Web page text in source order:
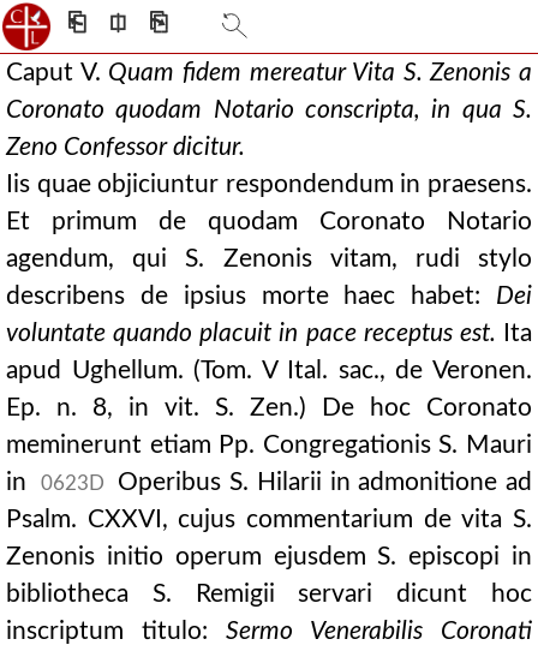
⎗ ⎅ ⎘
Caput V. Quam fidem mereatur Vita S. Zenonis a
Coronato quodam Notario conscripta, in qua S.
Zeno Confessor dicitur.
Iis quae objiciuntur respondendum in praesens.
Et primum de quodam Coronato Notario
agendum, qui S. Zenonis vitam, rudi stylo
describens de ipsius morte haec habet: Dei
voluntate quando placuit in pace receptus est. Ita
apud Ughellum. (Tom. V Ital. sac., de Veronen.
Ep. n. 8, in vit. S. Zen.) De hoc Coronato
meminerunt etiam Pp. Congregationis S. Mauri
in
0623D
Operibus S. Hilarii in admonitione ad
Psalm. CXXVI, cujus commentarium de vita S.
Zenonis initio operum ejusdem S. episcopi in
bibliotheca S. Remigii servari dicunt hoc
inscriptum titulo: Sermo Venerabilis Coronati